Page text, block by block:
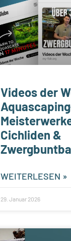
Videos der
Cichliden &
WEITERLESEN »
29. Januar 2026